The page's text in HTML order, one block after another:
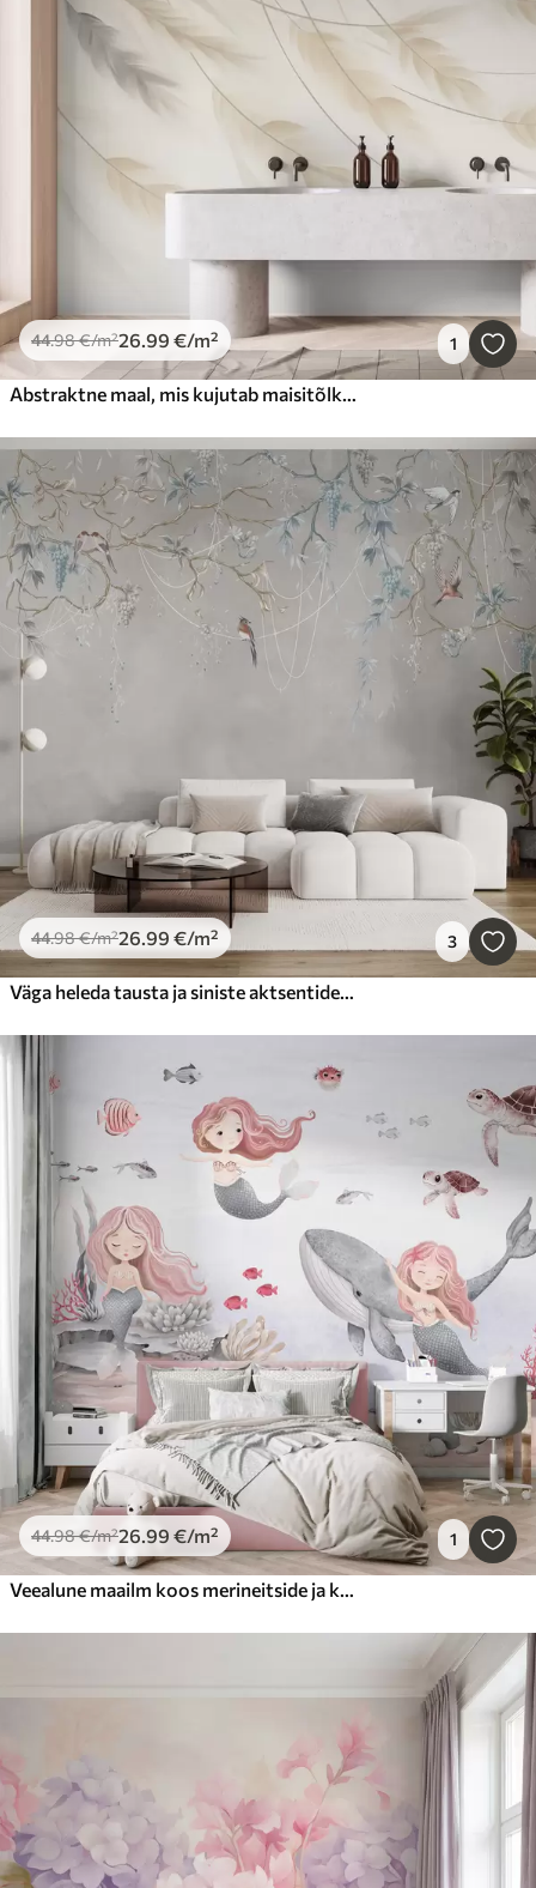
44.98€/m²26.99 €/m² 1
Abstraktne maal, mis kujutab maisitõlkeid
44.98€/m²26.99 €/m² 3
Väga heleda tausta ja siniste aktsentidega variant
44.98€/m²26.99 €/m² 1
Veealune maailm koos merineitside ja kaladega